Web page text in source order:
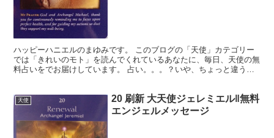
ハッピーハニエルのまゆみです。 このブログの「天使」カテゴリー
では「きれいのモト」を読んでくれているあなたに、毎日、天使の無
料占いをでお届けしています。 占い。。。？いや、ちょっと違うか
天使
20 刷新 大天使ジェレミエル‖無料
エンジェルメッセージ